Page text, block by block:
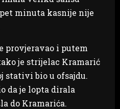
minuta kasnije nije
provjeravao i putem
je strijelac Kramarić
stativi bio u ofsajdu.
da je lopta dirala
do Kramarića.